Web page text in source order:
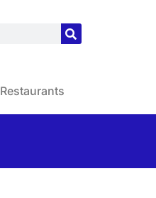
Restaurants